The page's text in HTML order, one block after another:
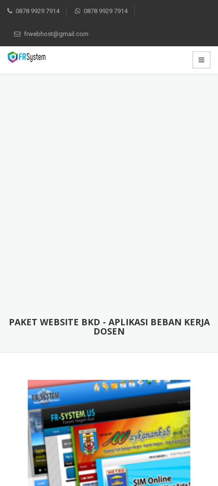
0878 9929 7914 0878 9929 7914
frwebhost@gmail.com
PAKET WEBSITE BKD - APLIKASI BEBAN KERJA
DOSEN